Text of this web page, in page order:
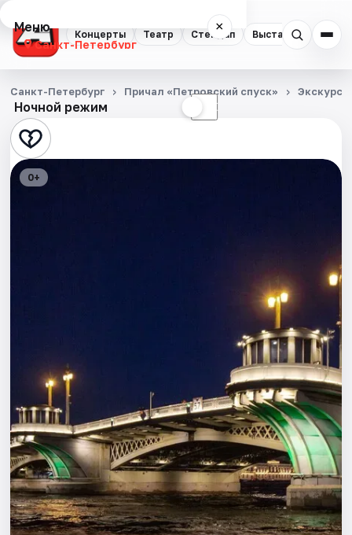
Концерты Театр Стендап Выставки
Меню ×
Санкт-Петербург
Концерты
Театр
Стендап
Города
Площадки
Артисты
Рейтинги
Ночной режим ☾
Санкт-Петербург Причал «Петровский спуск»
0+